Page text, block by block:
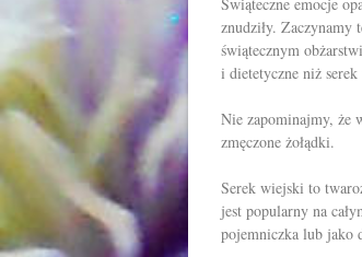
znudziły. Zaczynamy
świątecznym
i dietetyczne niż
Nie zapominajmy, że
zmęczone żołądki.
Serek wiejski to
jest popularny na
pojemniczka lub jako